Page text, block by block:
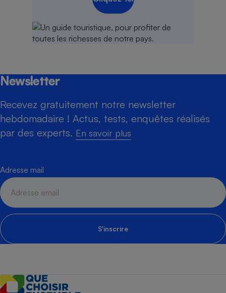
Newsletter
Recevez gratuitement notre newsletter
hebdomadaire ! Actus, tests, enquêtes réalisés
par des experts. En savoir plus
Adresse mail
S'inscrire